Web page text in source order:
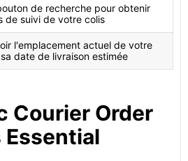
de recherche pour obtenir
de suivi de votre colis
l'emplacement actuel de votre
date de livraison estimée
Courier Order
Essential